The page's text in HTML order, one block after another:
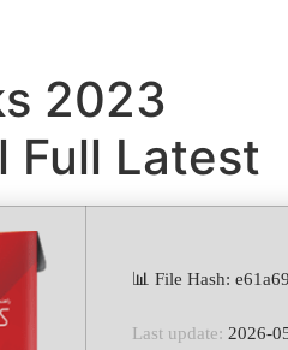
2023
Full Latest
📊 File Hash:
Last update: 2026-